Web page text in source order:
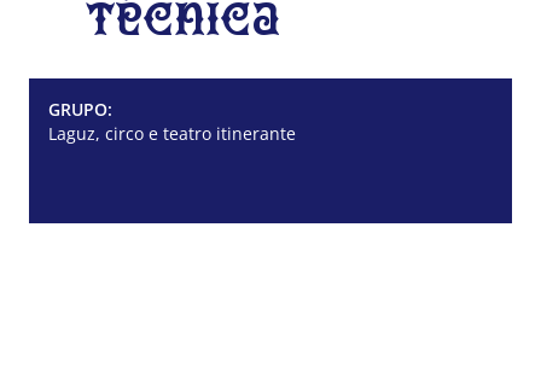
Técnica
GRUPO:
Laguz, circo e teatro itinerante